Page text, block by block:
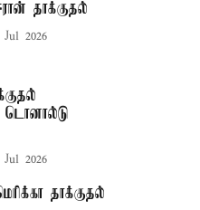
தாக்குதல்
Jul 2026
Jul 2026
தாக்குதல்